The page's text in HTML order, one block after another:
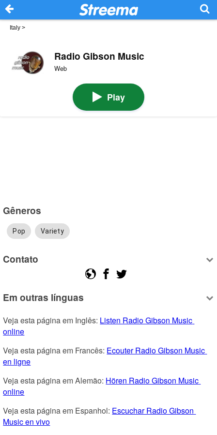
Italy >
Radio Gibson Music
Web
Play
Gêneros
Pop Variety
Contato
Em outras línguas
Veja esta página em Inglês: Listen Radio Gibson Music
online
Veja esta página em Francês: Ecouter Radio Gibson Music
en ligne
Veja esta página em Alemão: Hören Radio Gibson Music
online
Veja esta página em Espanhol: Escuchar Radio Gibson
Music en vivo